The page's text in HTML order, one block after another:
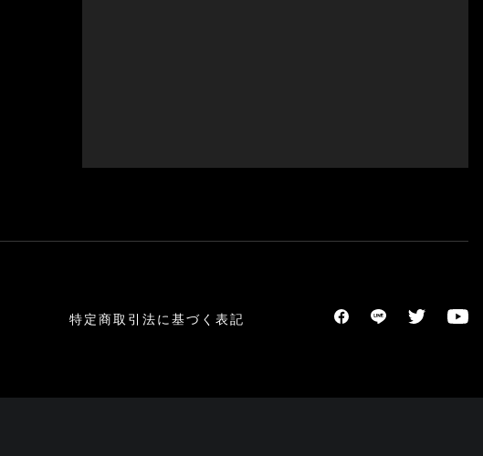
特定商取引法に基づく表記